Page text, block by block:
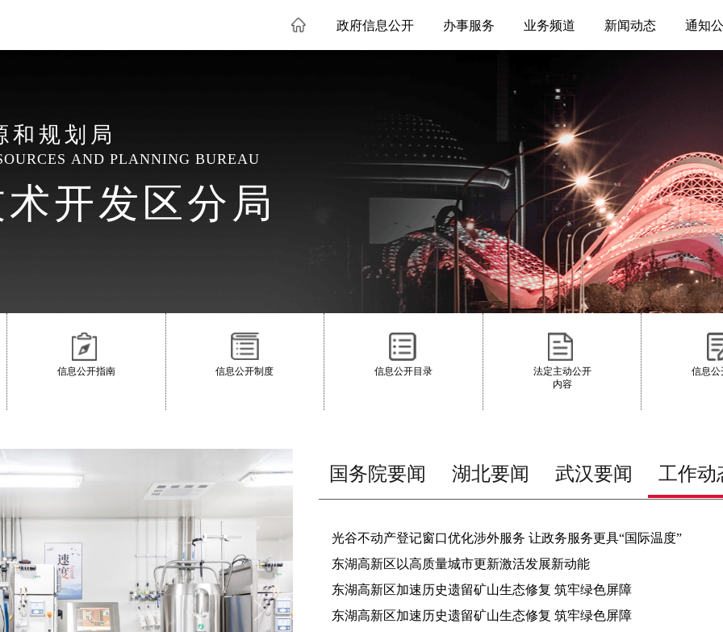
政府信息公开 办事服务 业务频道 新闻动态 通知
和规划局
AND PLANNING BUREAU
开发区分局
信息公开指南 信息公开制度 信息公开目录
法定主动公开
内容
信息公
国务院要闻 湖北要闻 武汉要闻 工作动
光谷不动产登记窗口优化涉外服务 让政务服务更具“国际温度”
东湖高新区以高质量城市更新激活发展新动能
东湖高新区加速历史遗留矿山生态修复 筑牢绿色屏障
东湖高新区加速历史遗留矿山生态修复 筑牢绿色屏障